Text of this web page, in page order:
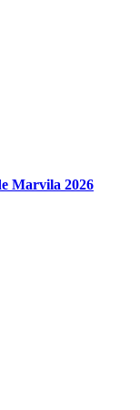
Marvila 2026